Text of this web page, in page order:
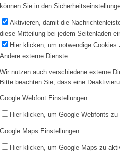
können Sie in den
Aktivieren, damit die
diese Mitteilung bei jedem Seitenladen
Hier klicken, um notwendige Cookies
Andere externe Dienste
Wir nutzen auch verschiedene externe
Bitte beachten Sie, dass eine
Google Webfont Einstellungen:
Hier klicken, um Google Webfonts
Google Maps Einstellungen:
Hier klicken, um Google Maps zu